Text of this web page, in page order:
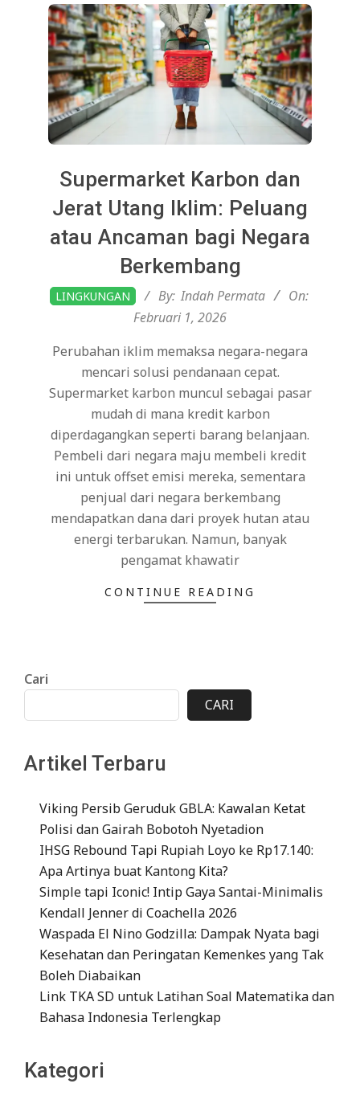
Supermarket Karbon dan
Jerat Utang Iklim: Peluang
atau Ancaman bagi Negara
Berkembang
2026-
02-
LINGKUNGAN By: Indah Permata
On:
Februari 1, 2026
Perubahan iklim memaksa negara-negara
mencari solusi pendanaan cepat.
Supermarket karbon muncul sebagai pasar
mudah di mana kredit karbon
diperdagangkan seperti barang belanjaan.
Pembeli dari negara maju membeli kredit
ini untuk offset emisi mereka, sementara
penjual dari negara berkembang
mendapatkan dana dari proyek hutan atau
energi terbarukan. Namun, banyak
pengamat khawatir
CONTINUE READING
Cari
CARI
Artikel Terbaru
Viking Persib Geruduk GBLA: Kawalan Ketat
Polisi dan Gairah Bobotoh Nyetadion
IHSG Rebound Tapi Rupiah Loyo ke Rp17.140:
Apa Artinya buat Kantong Kita?
Simple tapi Iconic! Intip Gaya Santai-Minimalis
Kendall Jenner di Coachella 2026
Waspada El Nino Godzilla: Dampak Nyata bagi
Kesehatan dan Peringatan Kemenkes yang Tak
Boleh Diabaikan
Link TKA SD untuk Latihan Soal Matematika dan
Bahasa Indonesia Terlengkap
Kategori